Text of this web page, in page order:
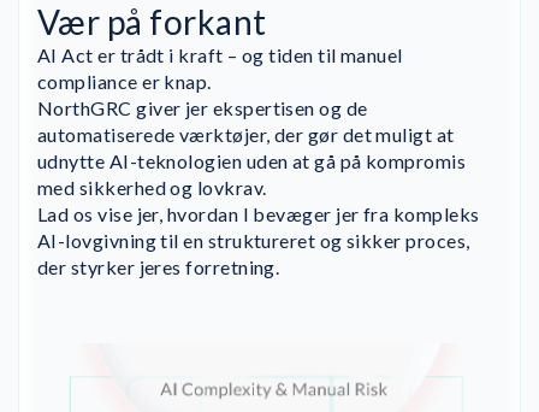
Vær på forkant
AI Act er trådt i kraft – og tiden til manuel
compliance er knap.
NorthGRC giver jer ekspertisen og de
automatiserede værktøjer, der gør det muligt at
udnytte AI-teknologien uden at gå på kompromis
med sikkerhed og lovkrav.
Lad os vise jer, hvordan I bevæger jer fra kompleks
AI-lovgivning til en struktureret og sikker proces,
der styrker jeres forretning.